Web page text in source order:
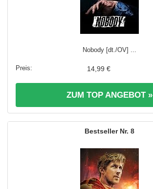
Nobody [dt./OV] ...
14,99 €
ZUM TOP ANGEBOT »
8